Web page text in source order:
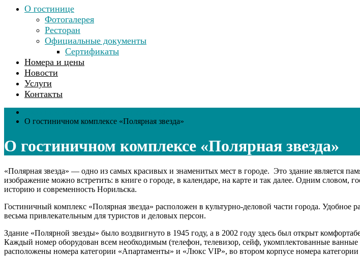
О гостинице
Фотогалерея
Ресторан
Официальные документы
Сертификаты
Номера и цены
Новости
Услуги
Контакты
О гостиничном комплексе «Полярная звезда»
О гостиничном комплексе «Полярная звезда»
«Полярная звезда» — одно из самых красивых и знаменитых мест в городе. Это здание является
изображение можно встретить: в книге о городе, в календаре, на карте и так далее. Одним словом,
историю и современность Норильска.
Гостиничный комплекс «Полярная звезда» расположен в культурно-деловой части города. Удобное
весьма привлекательным для туристов и деловых персон.
Здание «Полярной звезды» было воздвигнуто в 1945 году, а в 2002 году здесь был открыт
Каждый номер оборудован всем необходимым (телефон, телевизор, сейф, укомплектованные
расположены номера категории «Апартаменты» и «Люкс VIP», во втором корпусе номера